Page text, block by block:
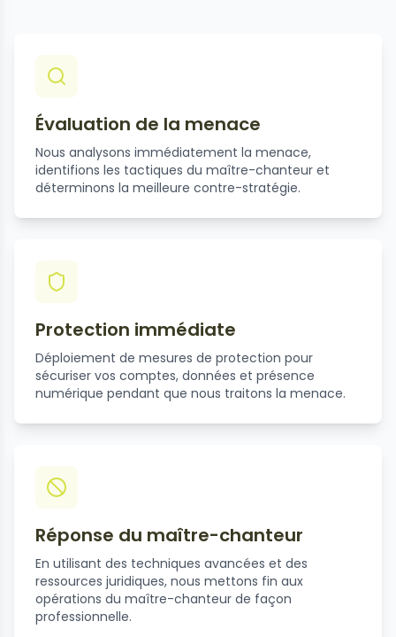
Évaluation de la menace
Nous analysons immédiatement la menace,
identifions les tactiques du maître-chanteur et
déterminons la meilleure contre-stratégie.
Protection immédiate
Déploiement de mesures de protection pour
sécuriser vos comptes, données et présence
numérique pendant que nous traitons la menace.
Réponse du maître-chanteur
En utilisant des techniques avancées et des
ressources juridiques, nous mettons fin aux
opérations du maître-chanteur de façon
professionnelle.